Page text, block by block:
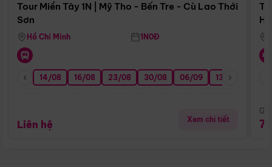
Tour Miền Tây 1N | Mỹ Tho - Bến Tre - Cù Lao Thới
Sơn
Hồ Chí Minh 1N0Đ
14/08 16/08 23/08 30/08 06/09 13/09
Liên hệ Xem chi tiết